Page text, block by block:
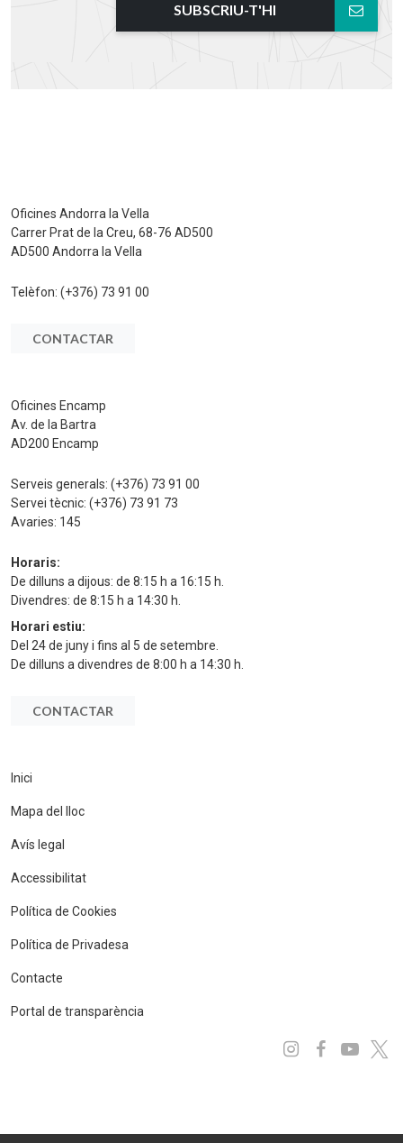
SUBSCRIU-T'HI
Oficines Andorra la Vella
Carrer Prat de la Creu, 68-76 AD500
AD500 Andorra la Vella
Telèfon: (+376) 73 91 00
CONTACTAR
Oficines Encamp
Av. de la Bartra
AD200 Encamp
Serveis generals: (+376) 73 91 00
Servei tècnic: (+376) 73 91 73
Avaries: 145
Horaris:
De dilluns a dijous: de 8:15 h a 16:15 h.
Divendres: de 8:15 h a 14:30 h.
Horari estiu:
Del 24 de juny i fins al 5 de setembre.
De dilluns a divendres de 8:00 h a 14:30 h.
CONTACTAR
Inici
Mapa del lloc
Avís legal
Accessibilitat
Política de Cookies
Política de Privadesa
Contacte
Portal de transparència
Instagram